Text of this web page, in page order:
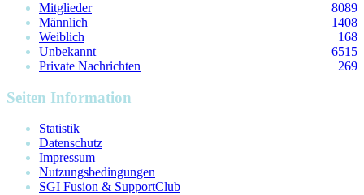
Mitglieder
8089
Männlich
1408
Weiblich
168
Unbekannt
6515
Private Nachrichten
269
Seiten Information
Statistik
Datenschutz
Impressum
Nutzungsbedingungen
SGI Fusion & SupportClub